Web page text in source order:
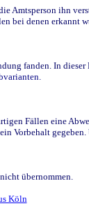
ihn
bei denen erkannt
fanden. In
Fällen eine
Vorbehalt
übernommen.
Köln